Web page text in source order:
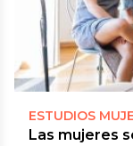
ESTUDIOS
Las mujeres